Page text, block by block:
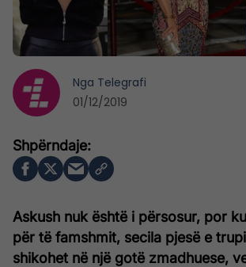
Askush nuk është i përsosur, por
për të famshmit, secila pjesë e
shikohet në një gotë zmadhuese,
Nga Telegrafi
01/12/2019